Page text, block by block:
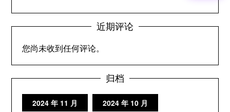
近期评论
您尚未收到任何评论。
归档
2024 年 11 月 2024 年 10 月